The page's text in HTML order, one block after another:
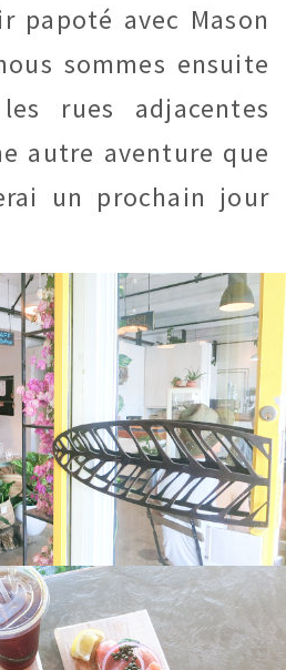
papoté avec Mason
sommes ensuite
rues adjacentes
autre aventure que
un prochain jour